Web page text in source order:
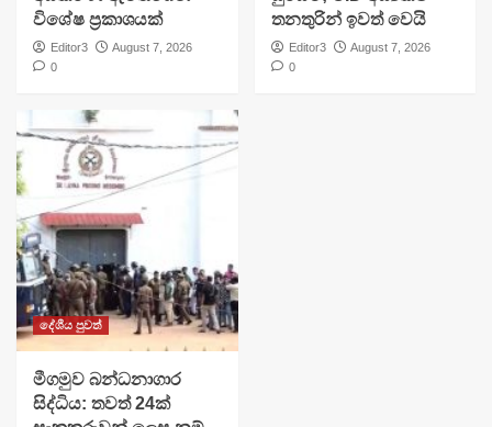
විශේෂ ප්‍රකාශයක්
Editor3
August 7, 2026
0
තනතුරින් ඉවත් වෙයි
Editor3
August 7, 2026
0
දේශීය පුවත්
මීගමුව බන්ධනාගාර
සිද්ධිය: තවත් 24ක්